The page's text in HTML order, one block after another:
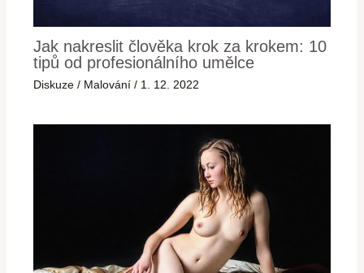
Jak nakreslit člověka krok za krokem: 10
tipů od profesionálního umělce
Diskuze / Malování / 1. 12. 2022